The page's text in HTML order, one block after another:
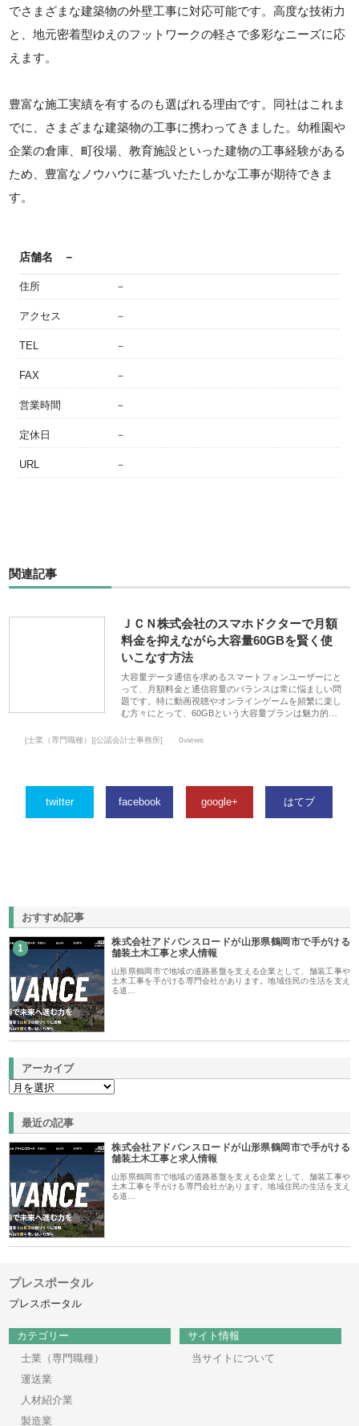
でさまざまな建築物の外壁工事に対応可能です。高度な技術力
と、地元密着型ゆえのフットワークの軽さで多彩なニーズに応
えます。
豊富な施工実績を有するのも選ばれる理由です。同社はこれま
でに、さまざまな建築物の工事に携わってきました。幼稚園や
企業の倉庫、町役場、教育施設といった建物の工事経験がある
ため、豊富なノウハウに基づいたたしかな工事が期待できま
す。
店舗名 －
住所 －
アクセス －
TEL －
FAX －
営業時間 －
定休日 －
URL －
関連記事
ＪＣＮ株式会社のスマホドクターで月額
料金を抑えながら大容量60GBを賢く使
いこなす方法
大容量データ通信を求めるスマートフォンユーザーにと
って、月額料金と通信容量のバランスは常に悩ましい問
題です。特に動画視聴やオンラインゲームを頻繁に楽し
む方々にとって、60GBという大容量プランは魅力的…
[士業（専門職種）][公認会計士事務所] 0views
twitter facebook google+ はてブ
おすすめ記事
1
株式会社アドバンスロードが山形県鶴岡市で手がける
舗装土木工事と求人情報
山形県鶴岡市で地域の道路基盤を支える企業として、舗装工事や
土木工事を手がける専門会社があります。地域住民の生活を支え
る道…
アーカイブ
最近の記事
株式会社アドバンスロードが山形県鶴岡市で手がける
舗装土木工事と求人情報
山形県鶴岡市で地域の道路基盤を支える企業として、舗装工事や
土木工事を手がける専門会社があります。地域住民の生活を支え
る道…
プレスポータル
プレスポータル
カテゴリー
士業（専門職種）
運送業
人材紹介業
製造業
サイト情報
当サイトについて